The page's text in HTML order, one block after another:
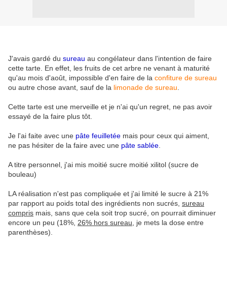
J'avais gardé du sureau au congélateur dans l'intention de faire
cette tarte. En effet, les fruits de cet arbre ne venant à maturité
qu'au mois d'août, impossible d'en faire de la confiture de sureau
ou autre chose avant, sauf de la limonade de sureau
Cette tarte est une merveille et je n'ai qu'un regret, ne pas avoir
essayé de la faire plus tôt.
Je l'ai faite avec une pâte feuilletée mais pour ceux qui aiment,
ne pas hésiter de la faire avec une pâte sablée
A titre personnel, j'ai mis moitié sucre moitié xilitol (sucre de
bouleau)
LA réalisation n'est pas compliquée et j'ai limité le sucre à 21%
par rapport au poids total des ingrédients non sucrés, sureau
compris mais, sans que cela soit trop sucré, on pourrait diminuer
encore un peu (18%, 26% hors sureau , je mets la dose entre
parenthèses).